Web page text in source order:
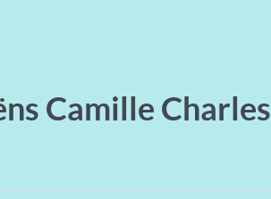
Camille Charles